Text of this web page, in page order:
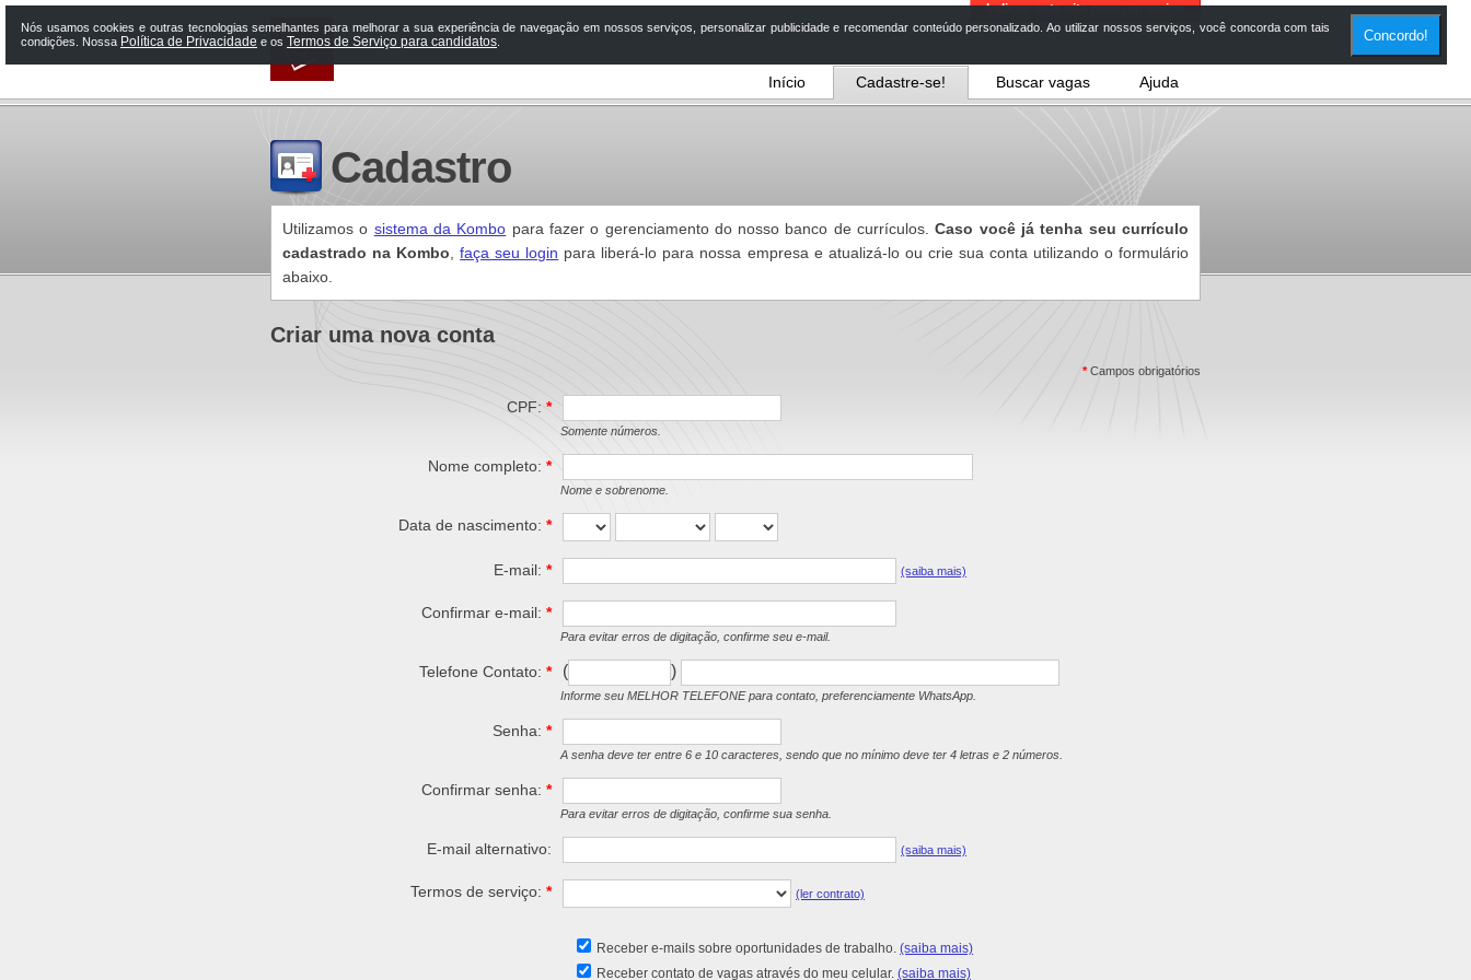
Indique este site para um amigo
Início Cadastre-se! Buscar vagas Ajuda
Cadastro
Utilizamos o sistema da Kombo para fazer o gerenciamento do nosso banco de currículos.Caso você já tenha seu currículo
cadastrado na Kombo ,faça seu login para liberá-lo para nossa empresa e atualizá-lo ou crie sua conta utilizando o formulário
abaixo.
Criar uma nova conta
*Campos obrigatórios
CPF: *
Somente números.
Nome completo: *
Nome e sobrenome.
Data de nascimento: *
E-mail: * (saiba mais)
Confirmar e-mail: *
Para evitar erros de digitação, confirme seu e-mail.
Telefone Contato: * ( )
Informe seu MELHOR TELEFONE para contato, preferenciamente WhatsApp.
Senha: *
A senha deve ter entre 6 e 10 caracteres, sendo que no mínimo deve ter 4 letras e 2 números.
Confirmar senha: *
Para evitar erros de digitação, confirme sua senha.
E-mail alternativo: (saiba mais)
Termos de serviço: * (ler contrato)
Receber e-mails sobre oportunidades de trabalho. (saiba mais)
Receber contato de vagas através do meu celular. (saiba mais)
Nós usamos cookies e outras tecnologias semelhantes para melhorar a sua experiência de navegação em nossos serviços, personalizar publicidade e recomendar conteúdo personalizado. Ao utilizar nossos serviços, você concorda com tais
condições. Nossa Política de Privacidade e os Termos de Serviço para candidatos Concordo!